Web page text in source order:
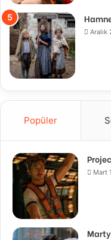
Aralık
Popüler
Mart